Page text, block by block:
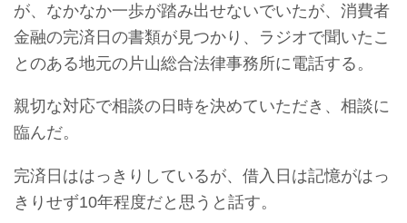
が、なかなか一歩が踏み出せないでいたが、消費者
金融の完済日の書類が見つかり、ラジオで聞いたこ
とのある地元の片山総合法律事務所に電話する。
親切な対応で相談の日時を決めていただき、相談に
臨んだ。
完済日ははっきりしているが、借入日は記憶がはっ
きりせず10年程度だと思うと話す。